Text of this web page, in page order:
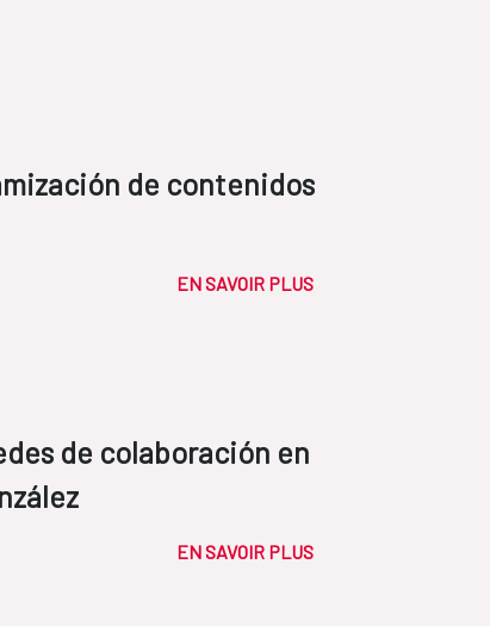
de contenidos
EN SAVOIR PLUS
de colaboración en
EN SAVOIR PLUS